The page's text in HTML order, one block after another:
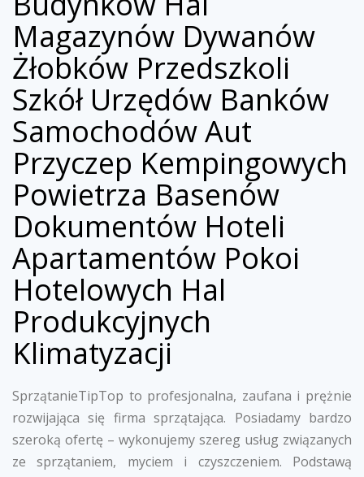
Magazynów Dywanów
Żłobków Przedszkoli
Szkół Urzędów Banków
Samochodów Aut
Przyczep Kempingowych
Powietrza Basenów
Dokumentów Hoteli
Apartamentów Pokoi
Hotelowych Hal
Produkcyjnych
Klimatyzacji
SprzątanieTipTop to profesjonalna, zaufana i prężnie
rozwijająca się firma sprzątająca. Posiadamy bardzo
szeroką ofertę – wykonujemy szereg usług związanych
ze sprzątaniem, myciem i czyszczeniem. Podstawą